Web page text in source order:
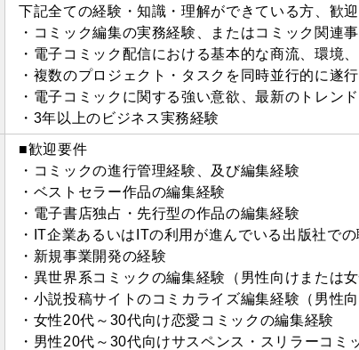
下記全ての経験・知識・理解ができている方、歓迎
・コミック編集の実務経験、またはコミック関連
・電子コミック配信における基本的な商流、環境
・複数のプロジェクト・タスクを同時並行的に遂
・電子コミックに関する強い意欲、最新のトレン
・3年以上のビジネス実務経験
■歓迎要件
・コミックの進行管理経験、及び編集経験
・ベストセラー作品の編集経験
・電子書店独占・先行型の作品の編集経験
・IT企業あるいはITの利用が進んでいる出版社で
・新規事業開発の経験
・異世界系コミックの編集経験（男性向けまたは女
・小説投稿サイトのコミカライズ編集経験（男性
・女性20代～30代向け恋愛コミックの編集経験
・男性20代～30代向けサスペンス・スリラーコミ